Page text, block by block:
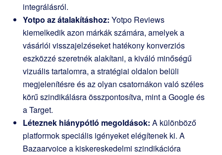
integrálásról.
Yotpo az átalakításhoz: Yotpo Reviews
kiemelkedik azon márkák számára, amelyek a
vásárlói visszajelzéseket hatékony konverziós
eszközzé szeretnék alakítani, a kiváló minőségű
vizuális tartalomra, a stratégiai oldalon belüli
megjelenítésre és az olyan csatornákon való széles
körű szindikálásra összpontosítva, mint a Google és
a Target.
Léteznek hiánypótló megoldások: A különböző
platformok speciális igényeket elégítenek ki. A
Bazaarvoice a kiskereskedelmi szindikációra